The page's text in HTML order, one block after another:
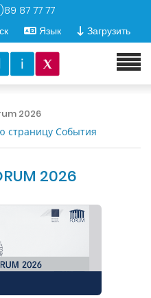
87 77 77
Язык Загрузить
2026
страницу События
2026